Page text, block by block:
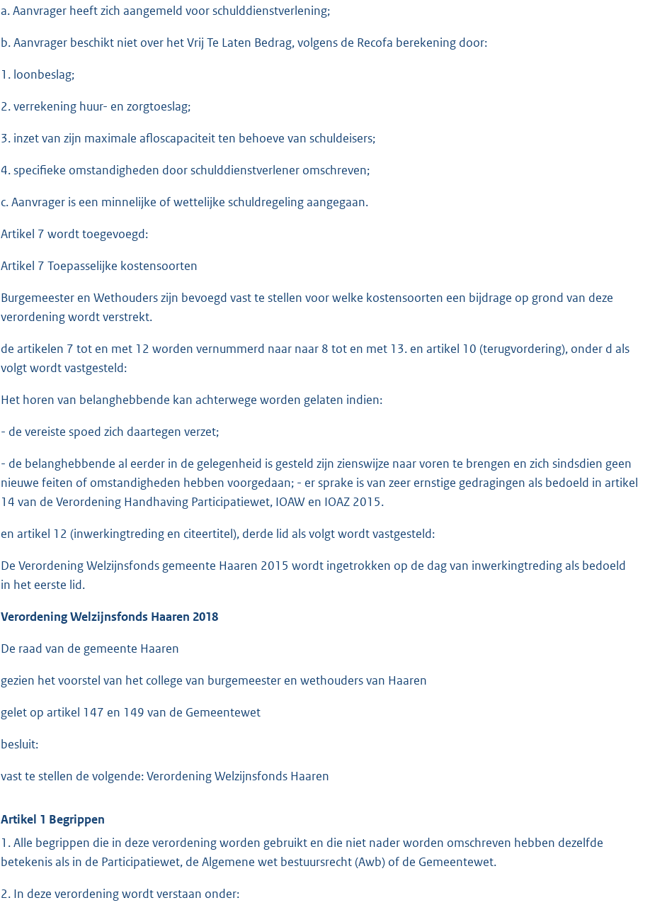
a. Aanvrager heeft zich aangemeld voor schulddienstverlening;
b. Aanvrager beschikt niet over het Vrij Te Laten Bedrag, volgens de Recofa berekening door:
1. loonbeslag;
2. verrekening huur- en zorgtoeslag;
3. inzet van zijn maximale afloscapaciteit ten behoeve van schuldeisers;
4. specifieke omstandigheden door schulddienstverlener omschreven;
c. Aanvrager is een minnelijke of wettelijke schuldregeling aangegaan.
Artikel 7 wordt toegevoegd:
Artikel 7 Toepasselijke kostensoorten
Burgemeester en Wethouders zijn bevoegd vast te stellen voor welke kostensoorten een bijdrage op grond van deze
verordening wordt verstrekt.
de artikelen 7 tot en met 12 worden vernummerd naar naar 8 tot en met 13. en artikel 10 (terugvordering), onder d als
volgt wordt vastgesteld:
Het horen van belanghebbende kan achterwege worden gelaten indien:
- de vereiste spoed zich daartegen verzet;
- de belanghebbende al eerder in de gelegenheid is gesteld zijn zienswijze naar voren te brengen en zich sindsdien geen
nieuwe feiten of omstandigheden hebben voorgedaan; - er sprake is van zeer ernstige gedragingen als bedoeld in artikel
14 van de Verordening Handhaving Participatiewet, IOAW en IOAZ 2015.
en artikel 12 (inwerkingtreding en citeertitel), derde lid als volgt wordt vastgesteld:
De Verordening Welzijnsfonds gemeente Haaren 2015 wordt ingetrokken op de dag van inwerkingtreding als bedoeld
in het eerste lid.
Verordening Welzijnsfonds Haaren 2018
De raad van de gemeente Haaren
gezien het voorstel van het college van burgemeester en wethouders van Haaren
gelet op artikel 147 en 149 van de Gemeentewet
besluit:
vast te stellen de volgende: Verordening Welzijnsfonds Haaren
Artikel 1 Begrippen
1. Alle begrippen die in deze verordening worden gebruikt en die niet nader worden omschreven hebben dezelfde
betekenis als in de Participatiewet, de Algemene wet bestuursrecht (Awb) of de Gemeentewet.
2. In deze verordening wordt verstaan onder: